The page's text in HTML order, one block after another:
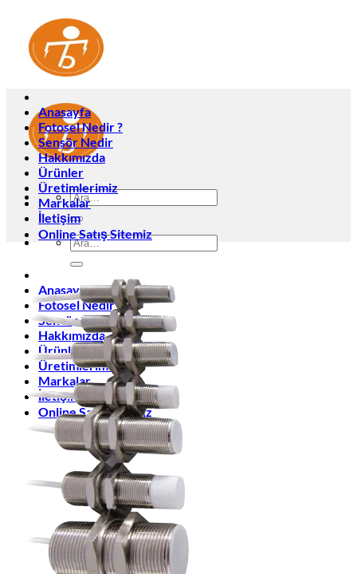
Ara:
Ara:
Anasayfa
Fotosel Nedir ?
Sensör Nedir
Hakkımızda
Ürünler
Üretimlerimiz
Markalar
İletişim
Online Satış Sitemiz
Anasayfa
Fotosel Nedir ?
Sensör Nedir
Hakkımızda
Ürünler
Üretimlerimiz
Markalar
İletişim
Online Satış Sitemiz